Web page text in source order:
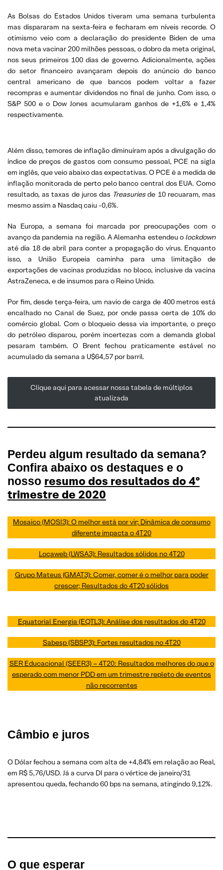
As Bolsas do Estados Unidos tiveram uma semana turbulenta
mas dispararam na sexta-feira e fecharam em níveis recorde. O
otimismo veio com a declaração do presidente Biden de uma
nova meta vacinar 200 milhões pessoas, o dobro da meta original,
nos seus primeiros 100 dias de governo. Adicionalmente, ações
do setor financeiro avançaram depois do anúncio do banco
central americano de que bancos podem voltar a fazer
recompras e aumentar dividendos no final de junho. Com isso, o
S&P 500 e o Dow Jones acumularam ganhos de +1,6% e 1,4%
respectivamente.
Além disso, temores de inflação diminuíram após a divulgação do
índice de preços de gastos com consumo pessoal, PCE na sigla
em inglês, que veio abaixo das expectativas. O PCE é a medida de
inflação monitorada de perto pelo banco central dos EUA. Como
resultado, as taxas de juros das Treasuriesde 10 recuaram, mas
mesmo assim a Nasdaq caiu -0,6%.
Na Europa, a semana foi marcada por preocupações com o
avanço da pandemia na região. A Alemanha estendeu o lockdown
até dia 18 de abril para conter a propagação do vírus. Enquanto
isso, a União Europeia caminha para uma limitação de
exportações de vacinas produzidas no bloco, inclusive da vacina
AstraZeneca, e de insumos para o Reino Unido.
Por fim, desde terça-feira, um navio de carga de 400 metros está
encalhado no Canal de Suez, por onde passa certa de 10% do
comércio global. Com o bloqueio dessa via importante, o preço
do petróleo disparou, porém incertezas com a demanda global
pesaram também. O Brent fechou praticamente estável no
acumulado da semana a U$64,57 por barril.
Clique aqui para acessar nossa tabela de múltiplos
atualizada
Perdeu algum resultado da semana?
Confira abaixo os destaques e o
nosso resumo dos resultados do 4º
trimestre de 2020
Mosaico (MOSI3): O melhor está por vir; Dinâmica de consumo
diferente impacta o 4T20
Locaweb (LWSA3): Resultados sólidos no 4T20
Grupo Mateus (GMAT3): Comer, comer é o melhor para poder
crescer; Resultados do 4T20 sólidos
Equatorial Energia (EQTL3): Análise dos resultados do 4T20
Sabesp (SBSP3): Fortes resultados no 4T20
SER Educacional (SEER3) – 4T20: Resultados melhores do que o
esperado com menor PDD em um trimestre repleto de eventos
não recorrentes
Câmbio e juros
O Dólar fechou a semana com alta de +4,84% em relação ao Real,
em R$ 5,76/USD. Já a curva DI para o vértice de janeiro/31
apresentou queda, fechando 60 bps na semana, atingindo 9,12%.
O que esperar